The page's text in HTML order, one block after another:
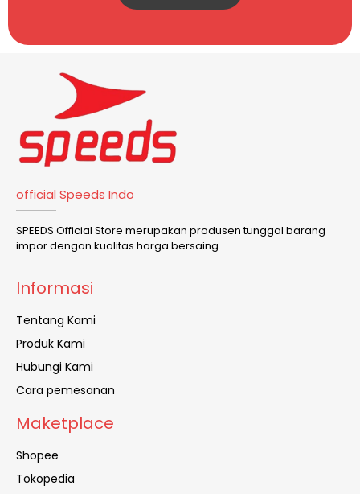
official Speeds Indo
SPEEDS Official Store merupakan produsen tunggal barang
impor dengan kualitas harga bersaing.
Informasi
Tentang Kami
Produk Kami
Hubungi Kami
Cara pemesanan
Maketplace
Shopee
Tokopedia